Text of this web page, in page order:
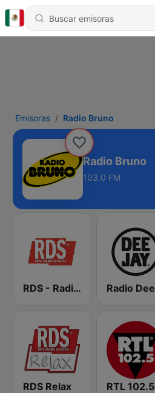
Emisoras Radio Bruno
Radio Bruno
103.0 FM
RDS - Radio Dimensione Suono
RDS Relax RTL 102.5